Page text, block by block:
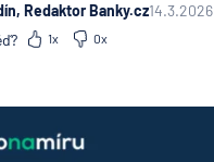
Redaktor Banky.cz14.3.2026
1x 0x